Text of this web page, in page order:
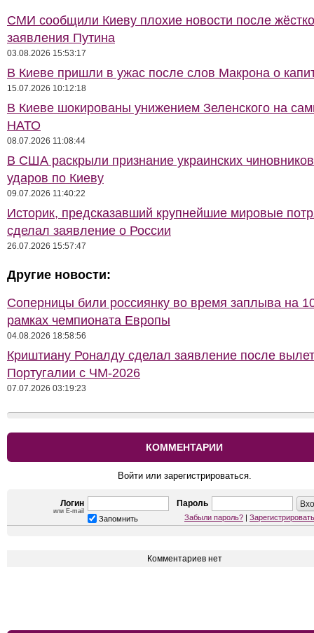
СМИ сообщили Киеву плохие новости после
заявления Путина
03.08.2026 15:53:17
В Киеве пришли в ужас после слов Макрона о
15.07.2026 10:12:18
В Киеве шокированы унижением Зеленского на
НАТО
08.07.2026 11:08:44
В США раскрыли признание украинских
ударов по Киеву
09.07.2026 11:40:22
Историк, предсказавший крупнейшие мировые
сделал заявление о России
26.07.2026 15:57:47
Другие новости:
Соперницы били россиянку во время заплыва на
рамках чемпионата Европы
04.08.2026 18:58:56
Криштиану Роналду сделал заявление после
Португалии с ЧМ-2026
07.07.2026 03:19:23
КОММЕНТАРИИ
Войти или зарегистрироваться.
Логин
или E-mail
Пароль
Запомнить Забыли пароль? |
Комментариев нет